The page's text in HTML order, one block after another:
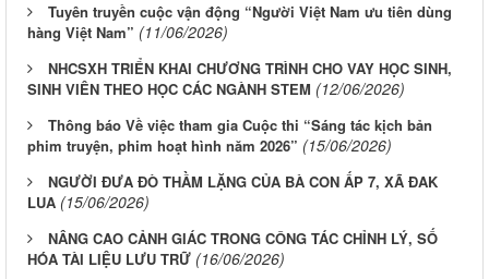
Tuyên truyền cuộc vận động “Người Việt Nam ưu tiên dùng
hàng Việt Nam” (11/06/2026)
NHCSXH TRIỂN KHAI CHƯƠNG TRÌNH CHO VAY HỌC SINH,
SINH VIÊN THEO HỌC CÁC NGÀNH STEM (12/06/2026)
Thông báo Về việc tham gia Cuộc thi “Sáng tác kịch bản
phim truyện, phim hoạt hình năm 2026” (15/06/2026)
NGƯỜI ĐƯA ĐÒ THẦM LẶNG CỦA BÀ CON ẤP 7, XÃ ĐAK
LUA (15/06/2026)
NÂNG CAO CẢNH GIÁC TRONG CÔNG TÁC CHỈNH LÝ, SỐ
HÓA TÀI LIỆU LƯU TRỮ (16/06/2026)